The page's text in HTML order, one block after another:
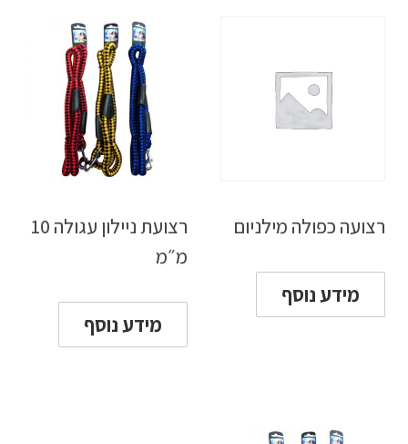
רצועה כפולה מילניום
מידע נוסף
רצועת ניילון עגולה 10
מ״מ
מידע נוסף